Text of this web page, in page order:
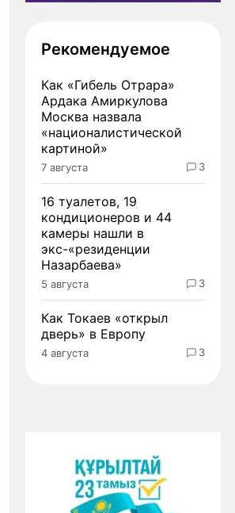
Рекомендуемое
Как «Гибель Отрара»
Ардака Амиркулова
Москва назвала
«националистической
картиной»
7 августа 3
16 туалетов, 19
кондиционеров и 44
камеры нашли в
экс-«резиденции
Назарбаева»
5 августа 3
Как Токаев «открыл
дверь» в Европу
4 августа 3